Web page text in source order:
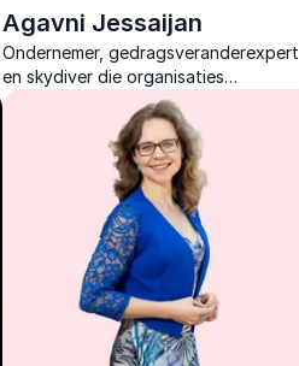
Agavni Jessaijan
Ondernemer, gedragsveranderexpert
en skydiver die organisaties
confronteert met patronen en laat
ervaren hoe leiderschap ontstaat
vanuit hoofd, hart en buik.